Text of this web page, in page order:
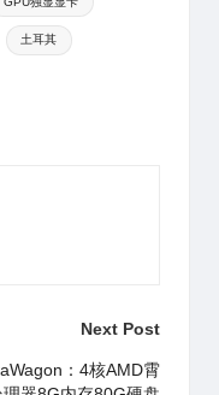
d
s
土耳其
Next Post
：4核AMD霄